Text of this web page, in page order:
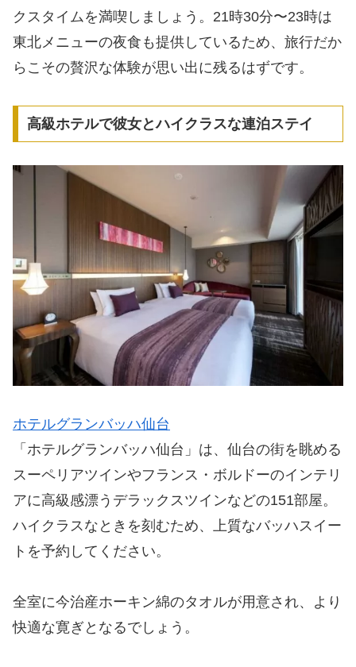
クスタイムを満喫しましょう。21時30分〜23時は
東北メニューの夜食も提供しているため、旅行だか
らこその贅沢な体験が思い出に残るはずです。
高級ホテルで彼女とハイクラスな連泊ステイ
ホテルグランバッハ仙台
「ホテルグランバッハ仙台」は、仙台の街を眺める
スーペリアツインやフランス・ボルドーのインテリ
アに高級感漂うデラックスツインなどの151部屋。
ハイクラスなときを刻むため、上質なバッハスイー
トを予約してください。
全室に今治産ホーキン綿のタオルが用意され、より
快適な寛ぎとなるでしょう。